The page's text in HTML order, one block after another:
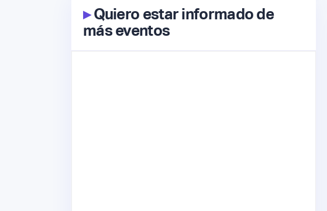
▸Quiero estar informado de
más eventos